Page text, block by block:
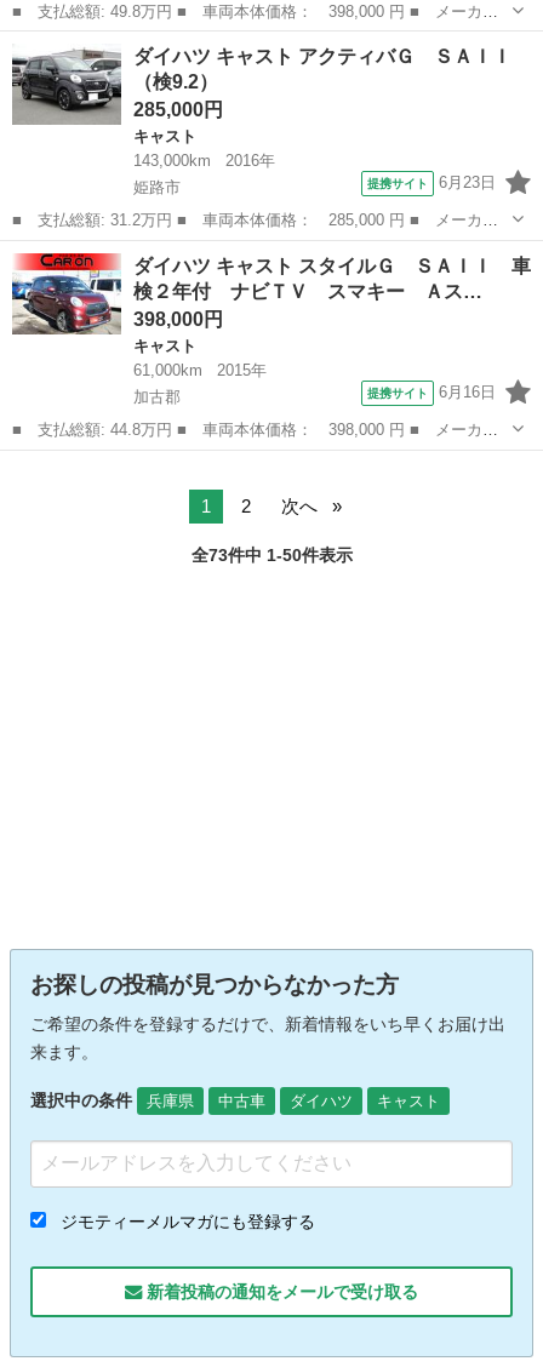
■ 支払総額: 49.8万円 ■ 車両本体価格： 398,000 円 ■ メーカー
名： ダイハツ ■ 車種名： キャスト ■ グレード名： スタイル
Ｇ ＳＡＩＩ 禁煙車 保証付き 修復歴無 Ｐスタート 純正１５
ＡＷ ＬＥＤ...
キャスト
ダイハツ キャスト アクティバＧ ＳＡＩＩ
（検9.2）
285,000円
キャスト
143,000km
2016年
姫路市
提携サイト 6月23日
■ 支払総額: 31.2万円 ■ 車両本体価格： 285,000 円 ■ メーカー
名： ダイハツ ■ 車種名： キャスト ■ グレード名： アクティ
バＧ ＳＡＩＩ ■ 排気量： 660cc ■ ドア枚数： 5D ■ ミッシ...
兵庫 姫路市 キャスト
ダイハツ キャスト スタイルＧ ＳＡＩＩ 車
検２年付 ナビＴＶ スマキー Ａス…
398,000円
キャスト
61,000km
2015年
加古郡
提携サイト 6月16日
■ 支払総額: 44.8万円 ■ 車両本体価格： 398,000 円 ■ メーカー
名： ダイハツ ■ 車種名： キャスト ■ グレード名： スタイル
1 2 次へ
全73件中 1-50件表示
お探しの投稿が見つからなかった方
ご希望の条件を登録するだけで、新着情報をいち早くお届け出
来ます。
選択中の条件 兵庫県 中古車 ダイハツ キャスト
ジモティーメルマガにも登録する
新着投稿の通知をメールで受け取る